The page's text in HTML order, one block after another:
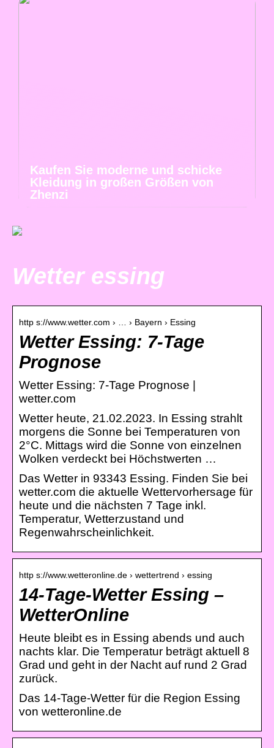
Kaufen Sie moderne und schicke
Kleidung in großen Größen von
Zhenzi
Wetter essing
http s://www.wetter.com › … › Bayern › Essing
Wetter Essing: 7-Tage
Prognose
Wetter Essing: 7-Tage Prognose |
wetter.com
Wetter heute, 21.02.2023. In Essing strahlt
morgens die Sonne bei Temperaturen von
2°C. Mittags wird die Sonne von einzelnen
Wolken verdeckt bei Höchstwerten …
Das Wetter in 93343 Essing. Finden Sie bei
wetter.com die aktuelle Wettervorhersage für
heute und die nächsten 7 Tage inkl.
Temperatur, Wetterzustand und
Regenwahrscheinlichkeit.
http s://www.wetteronline.de › wettertrend › essing
14-Tage-Wetter Essing –
WetterOnline
Heute bleibt es in Essing abends und auch
nachts klar. Die Temperatur beträgt aktuell 8
Grad und geht in der Nacht auf rund 2 Grad
zurück.
Das 14-Tage-Wetter für die Region Essing
von wetteronline.de